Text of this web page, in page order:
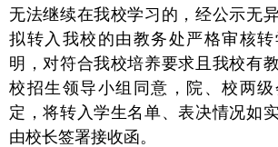
无法继续在我校学习的，经公示无
拟转入我校的由教务处严格审核
明，对符合我校培养要求且我校有
校招生领导小组同意，院、校两
定，将转入学生名单、表决情况如
由校长签署接收函。